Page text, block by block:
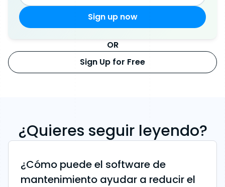
OR
Sign Up for Free
¿Quieres seguir leyendo?
¿Cómo puede el software de
mantenimiento ayudar a reducir el